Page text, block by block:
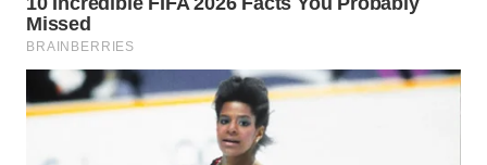
WN
BOROBUDUR
WN